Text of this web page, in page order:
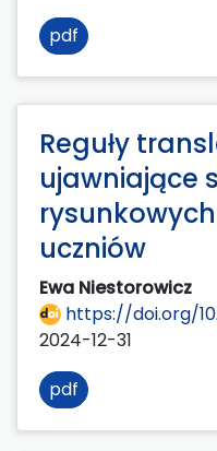
pdf
Reguły
ujawniające
uczniów
Ewa Niestorowicz
https://doi.org/
2024-12-31
pdf